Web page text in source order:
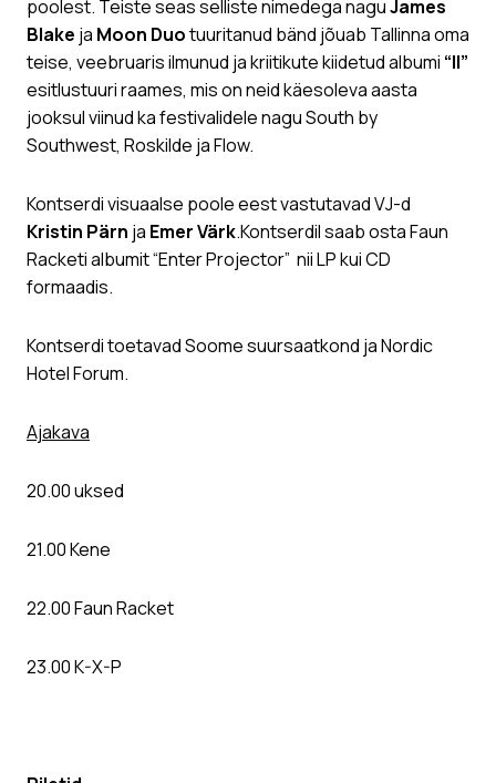
poolest. Teiste seas selliste nimedega naguJames
Blake ja Moon Duotuuritanud bänd jõuab Tallinna oma
teise, veebruaris ilmunud ja kriitikute kiidetud albumi “II”
esitlustuuri raames, mis on neid käesoleva aasta
jooksul viinud ka festivalidele nagu South by
Southwest, Roskilde ja Flow.
Kontserdi visuaalse poole eest vastutavad VJ-d
Kristin Pärn ja Emer Värk.Kontserdil saab osta Faun
Racketi albumit “Enter Projector” nii LP kui CD
formaadis.
Kontserdi toetavad Soome suursaatkond ja Nordic
Hotel Forum.
Ajakava
20.00 uksed
21.00 Kene
22.00 Faun Racket
23.00 K-X-P